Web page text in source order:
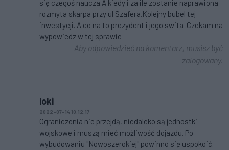
się czegoś naucza.A kiedy i za ile zostanie naprawiona
rozmyta skarpa przy ul Szafera.Kolejny bubel tej
inwestycji. A co na to prezydent i jego swita .Czekam na
wypowiedz w tej sprawie
Aby odpowiedzieć na komentarz, musisz być
zalogowany.
loki
2022-07-14 10:12:17
Ograniczenia nie przejdą, niedaleko są jednostki
wojskowe i muszą mieć możliwość dojazdu. Po
wybudowaniu "Nowoszerokiej" powinno się uspokoić.